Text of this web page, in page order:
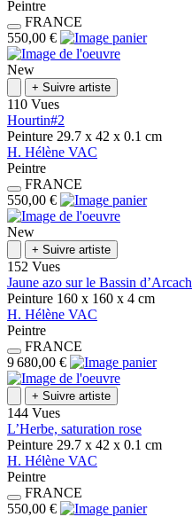
Peintre
FRANCE
550,00 €
New
+ Suivre artiste
110 Vues
Hourtin#2
Peinture 29.7 x 42 x 0.1 cm
H. Hélène VAC
Peintre
FRANCE
550,00 €
New
+ Suivre artiste
152 Vues
Jaune azo sur le Bassin
Peinture 160 x 160 x 4 cm
H. Hélène VAC
Peintre
FRANCE
9 680,00 €
+ Suivre artiste
144 Vues
L’Herbe, saturation rose
Peinture 29.7 x 42 x 0.1 cm
H. Hélène VAC
Peintre
FRANCE
550,00 €